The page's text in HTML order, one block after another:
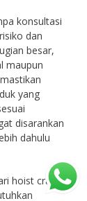
konsultasi
dan
besar,
maupun
yang
disarankan
dahulu
hoist crane